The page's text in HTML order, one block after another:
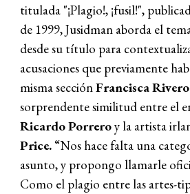
titulada "¡Plagio!, ¡fusil!",
de 1999, Jusidman aborda el
desde su título para
acusaciones que previamente
misma secciónFrancisca
sorprendente similitud entre el
Ricardo Porreroy la artista
Price. “Nos hace falta una
asunto, y propongo llamarle
Como el plagio entre las artes-